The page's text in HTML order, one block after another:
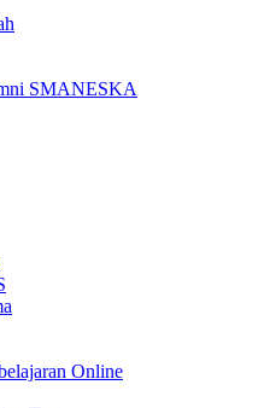
SMANESKA
Online